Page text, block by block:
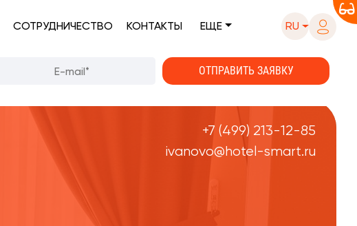
СОТРУДНИЧЕСТВО КОНТАКТЫ ЕЩЕ RU
+7 (499) 213-12-85
ivanovo@hotel-smart.ru